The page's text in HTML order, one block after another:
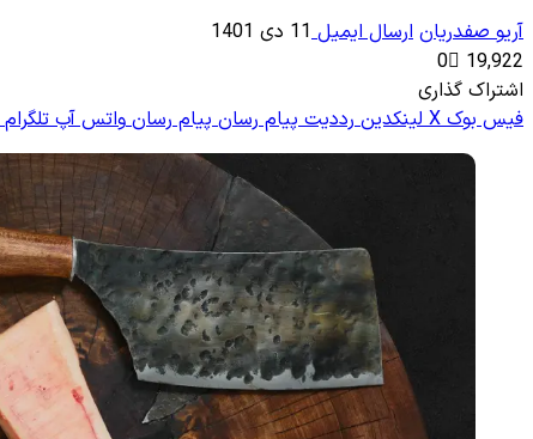
آریو صفدریان ارسال ایمیل 11 دی 1401
0
19,922
اشتراک گذاری
فیس بوک X لینکدین ‫رددیت پیام رسان پیام رسان واتس آپ تلگرام